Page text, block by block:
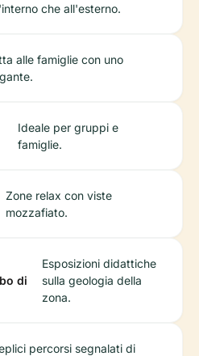
che all'esterno.
alle famiglie con uno
Ideale per gruppi e
famiglie.
Zone relax con viste
mozzafiato.
di
Esposizioni didattiche
sulla geologia della
zona.
percorsi segnalati di